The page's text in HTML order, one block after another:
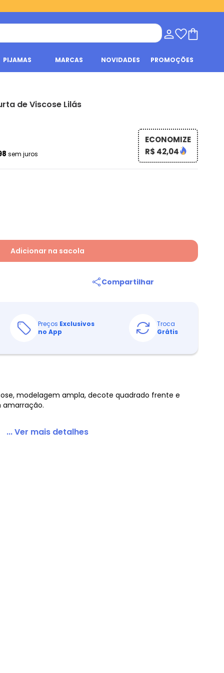
PIJAMAS MARCAS NOVIDADES PROMOÇÕES
Lilás
de Viscose Lilás
sem juros
ECONOMIZE
R$ 42,04
Adicionar na sacola
Compartilhar
Preços Exclusivos
no App
Troca
Grátis
modelagem ampla, decote quadrado frente e
... Ver mais detalhes